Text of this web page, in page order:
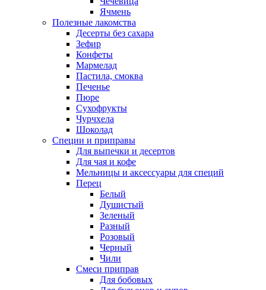
Ячмень
Полезные лакомства
Десерты без сахара
Зефир
Конфеты
Мармелад
Пастила, смоква
Печенье
Пюре
Сухофрукты
Чурчхела
Шоколад
Специи и приправы
Для выпечки и десертов
Для чая и кофе
Мельницы и аксессуары для специй
Перец
Белый
Душистый
Зеленый
Разный
Розовый
Черный
Чили
Смеси приправ
Для бобовых